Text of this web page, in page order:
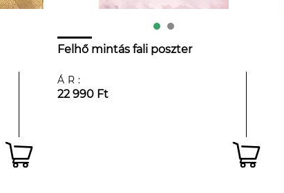
Felhő mintás fali poszter
ÁR:
22 990 Ft